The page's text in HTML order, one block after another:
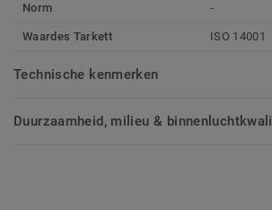
Norm
-
Waardes Tarkett ISO 14001
Technische kenmerken
Duurzaamheid, milieu &